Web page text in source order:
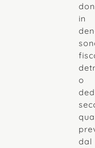
in
o
dal